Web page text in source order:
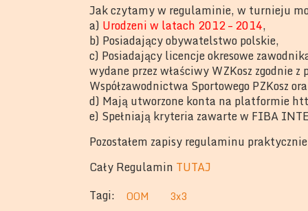
Jak czytamy w regulaminie, w turnieju
a) Urodzeni w latach 2012 – 2014,
b) Posiadający obywatelstwo polskie,
c) Posiadający licencje okresowe
wydane przez właściwy WZKosz zgodnie
Współzawodnictwa Sportowego PZKosz
d) Mają utworzone konta na platformie
e) Spełniają kryteria zawarte w FIBA
Pozostałem zapisy regulaminu
Cały Regulamin TUTAJ
Tagi:
OOM 3x3